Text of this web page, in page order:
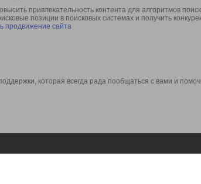
привлекательность контента для алгоритмов
позиции в поисковых системах и получить
продвижение сайта
которая всегда рада пообщаться с вами и